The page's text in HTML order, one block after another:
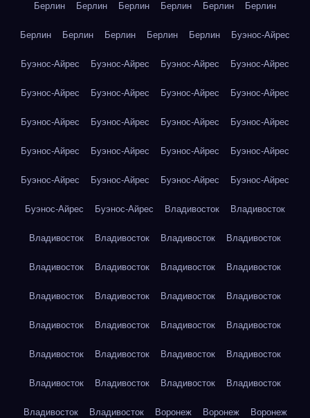
Берлин Берлин Берлин Берлин Берлин Берлин
Берлин Берлин Берлин Берлин Берлин Буэнос-Айрес
Буэнос-Айрес Буэнос-Айрес Буэнос-Айрес Буэнос-Айрес
Буэнос-Айрес Буэнос-Айрес Буэнос-Айрес Буэнос-Айрес
Буэнос-Айрес Буэнос-Айрес Буэнос-Айрес Буэнос-Айрес
Буэнос-Айрес Буэнос-Айрес Буэнос-Айрес Буэнос-Айрес
Буэнос-Айрес Буэнос-Айрес Буэнос-Айрес Буэнос-Айрес
Буэнос-Айрес Буэнос-Айрес Владивосток Владивосток
Владивосток Владивосток Владивосток Владивосток
Владивосток Владивосток Владивосток Владивосток
Владивосток Владивосток Владивосток Владивосток
Владивосток Владивосток Владивосток Владивосток
Владивосток Владивосток Владивосток Владивосток
Владивосток Владивосток Владивосток Владивосток
Владивосток Владивосток Воронеж Воронеж Воронеж